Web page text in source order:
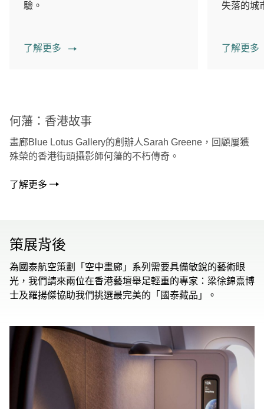
驗。
了解更多
失落的城
了解更多
何藩：香港故事
畫廊Blue Lotus Gallery的創辦人Sarah Greene，回顧屢獲
殊榮的香港街頭攝影師何藩的不朽傳奇。
了解更多
策展背後
為國泰航空策劃「空中畫廊」系列需要具備敏銳的藝術眼
光，我們請來兩位在香港藝壇舉足輕重的專家：梁徐錦熹博
士及羅揚傑協助我們挑選最完美的「國泰藏品」。